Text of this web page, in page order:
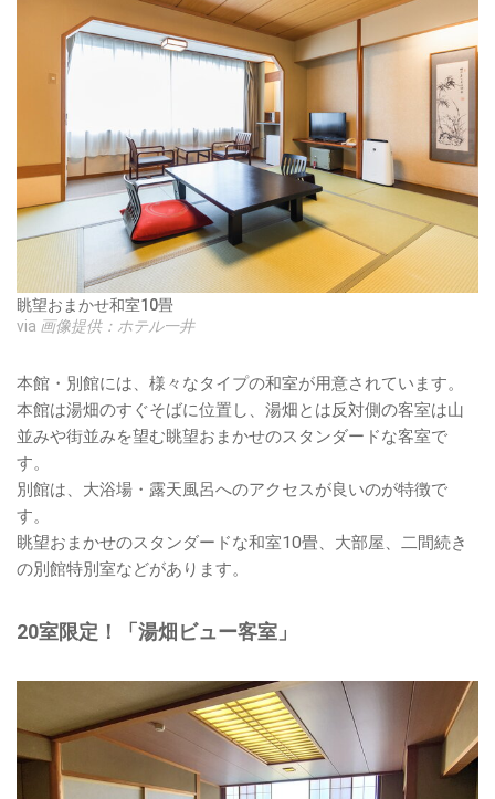
眺望おまかせ和室10畳
via 画像提供：ホテル一井
本館・別館には、様々なタイプの和室が用意されています。
本館は湯畑のすぐそばに位置し、湯畑とは反対側の客室は山
並みや街並みを望む眺望おまかせのスタンダードな客室で
す。
別館は、大浴場・露天風呂へのアクセスが良いのが特徴で
す。
眺望おまかせのスタンダードな和室10畳、大部屋、二間続き
の別館特別室などがあります。
20室限定！「湯畑ビュー客室」